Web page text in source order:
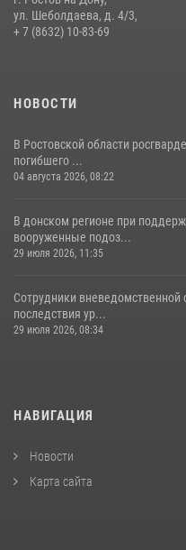
продажи
13 июля 2026, 10:22
ул. Шеболдаева, д. 4/3,
+ 7 (8632) 10-83-69
НОВОСТИ
В Ростовской области
погибшего ...
04 августа 2026, 08:22
В донском регионе при
вооруженные подоз...
29 июля 2026, 11:35
Сотрудники вневедомственной
последствия ур...
29 июля 2026, 08:34
НАВИГАЦИЯ
Новости
Карта сайта